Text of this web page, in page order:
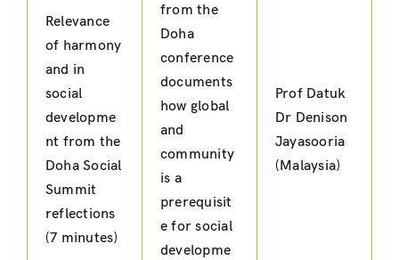
Relevance
of harmony
and in
social
developme
nt from the
Doha Social
Summit
reflections
(7 minutes)
from the
Doha
conference
documents
how global
and
community
is a
prerequisit
e for social
developme
Prof Datuk
Dr Denison
Jayasooria
(Malaysia)